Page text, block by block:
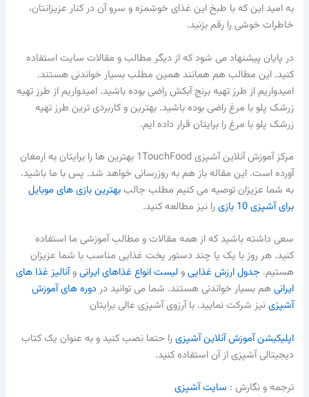
به امید این‌ که با طبخ این غذای خوشمزه و سرو آن در کنار عزیزانتان،
خاطرات خوشی را رقم بزنید.
در پایان پیشنهاد می شود که از دیگر مطالب و مقالات سایت استفاده
کنید. این مطالب هم همانند همین مطلب بسیار خواندنی هستند.
امیدواریم از طرز تهیه برنج آبکش راضی بوده باشید. امیدواریم از طرز تهیه
زرشک پلو با مرغ راضی بوده باشید. بهترین و کاربردی ترین طرز تهیه
زرشک پلو با مرغ را برایتان قرار داده ایم.
مرکز آموزش آنلاین آشپزی 1TouchFood بهترین ها را برایتان به ارمغان
آورده است. این مقاله باز هم به روزرسانی خواهد شد. پس با ما باشید.
به شما عزیزان توصیه می کنیم مطلب جالببهترین بازی های موبایل
برای آشپزی 10 بازی
را نیز مطالعه کنید.
سعی داشته باشید که از همه مقالات و مطالب آموزشی ما استفاده
کنید. هر روز با یک یا چند دستور پخت غذایی مناسب با شما عزیزان
هستیم.جدول ارزش غذاییولیست انواع غذاهای ایرانیوآنالیز غذا های
ایرانیهم بسیار خواندنی هستند. شما می توانید دردوره های آموزش
آشپزینیز شرکت نمایید. با آرزوی آشپزی عالی برایتان
اپلیکیشن آموزش آنلاین آشپزیرا حتما نصب کنید و به عنوان یک کتاب
دیجیتالی آشپزی از آن استفاده کنید.
ترجمه و نگارش :‌ سایت آشپزی